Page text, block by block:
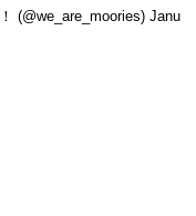
(@we_are_moories) Janu